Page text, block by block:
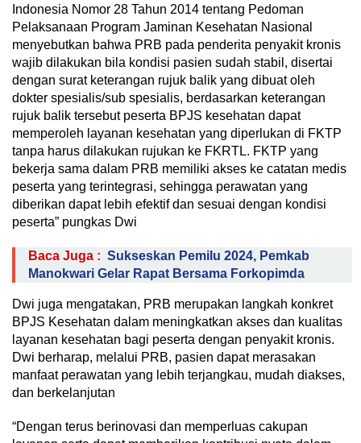
Indonesia Nomor 28 Tahun 2014 tentang Pedoman
Pelaksanaan Program Jaminan Kesehatan Nasional
menyebutkan bahwa PRB pada penderita penyakit kronis
wajib dilakukan bila kondisi pasien sudah stabil, disertai
dengan surat keterangan rujuk balik yang dibuat oleh
dokter spesialis/sub spesialis, berdasarkan keterangan
rujuk balik tersebut peserta BPJS kesehatan dapat
memperoleh layanan kesehatan yang diperlukan di FKTP
tanpa harus dilakukan rujukan ke FKRTL. FKTP yang
bekerja sama dalam PRB memiliki akses ke catatan medis
peserta yang terintegrasi, sehingga perawatan yang
diberikan dapat lebih efektif dan sesuai dengan kondisi
peserta” pungkas Dwi
Baca Juga : Sukseskan Pemilu 2024, Pemkab
Manokwari Gelar Rapat Bersama Forkopimda
Dwi juga mengatakan, PRB merupakan langkah konkret
BPJS Kesehatan dalam meningkatkan akses dan kualitas
layanan kesehatan bagi peserta dengan penyakit kronis.
Dwi berharap, melalui PRB, pasien dapat merasakan
manfaat perawatan yang lebih terjangkau, mudah diakses,
dan berkelanjutan
“Dengan terus berinovasi dan memperluas cakupan